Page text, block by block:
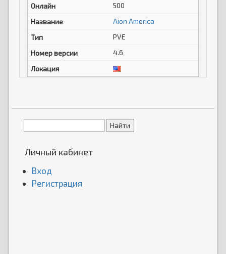
500
Aion America
PVE
4.6
Личный кабинет
Вход
Регистрация